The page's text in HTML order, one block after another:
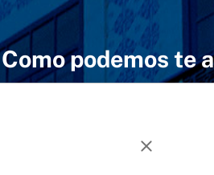
Como podemos te